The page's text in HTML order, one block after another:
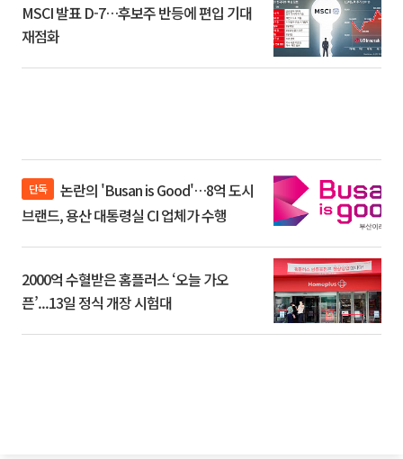
MSCI 발표 D-7…후보주 반등에 편입 기대
재점화
단독
브랜드, 용산 대통령실 CI 업체가 수행
2000억 수혈받은 홈플러스 ‘오늘 가오
픈’...13일 정식 개장 시험대